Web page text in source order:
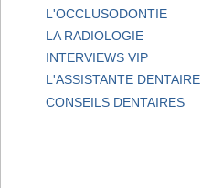
L'OCCLUSODONTIE
LA RADIOLOGIE
INTERVIEWS VIP
L'ASSISTANTE DENTAIRE
CONSEILS DENTAIRES